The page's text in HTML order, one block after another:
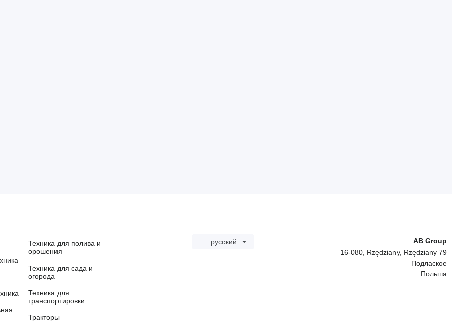
русский
AB Group
16-080, Rzędziany, Rzędziany 79
Подлаское
Польша
Техника для полива и
орошения
Техника для сада и
огорода
Техника для
транспортировки
Тракторы